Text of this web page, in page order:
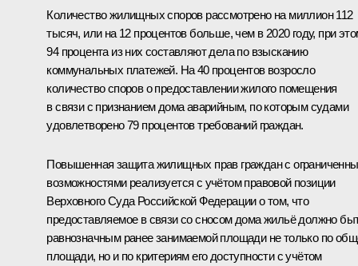
Количество жилищных споров рассмотрено на миллион 112
тысяч, или на 12 процентов больше, чем в 2020 году, при
94 процента из них составляют дела по взысканию
коммунальных платежей. На 40 процентов возросло
количество споров о предоставлении жилого помещения
в связи с признанием дома аварийным, по которым судами
удовлетворено 79 процентов требований граждан.
Повышенная защита жилищных прав граждан с
возможностями реализуется с учётом правовой позиции
Верховного Суда Российской Федерации о том, что
предоставляемое в связи со сносом дома жильё должно
равнозначным ранее занимаемой площади не только по
площади, но и по критериям его доступности с учётом